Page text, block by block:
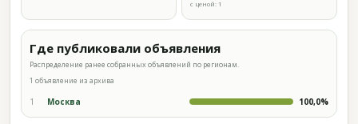
с ценой: 1
Где публиковали объявления
Распределение ранее собранных объявлений по регионам.
1 объявление из архива
1 Москва 100,0%